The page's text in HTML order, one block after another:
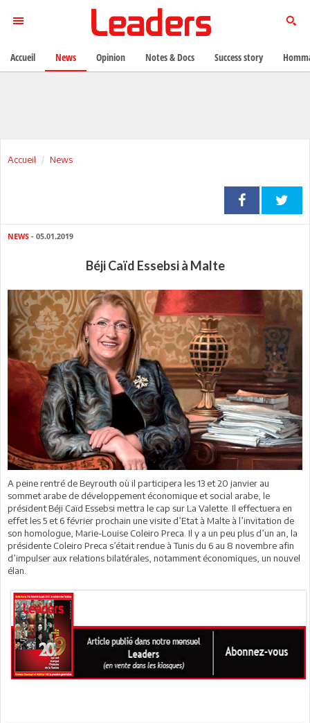
Accueil News
NEWS - 05.01.2019
Béji Caïd Essebsi à Malte
A peine rentré de Beyrouth où il participera les 13 et 20 janvier au
sommet arabe de développement économique et social arabe, le
président Béji Caïd Essebsi mettra le cap sur La Valette. Il effectuera en
effet les 5 et 6 février prochain une visite d’Etat à Malte à l’invitation de
son homologue, Marie-Louise Coleiro Preca. Il y a un peu plus d’un an, la
présidente Coleiro Preca s’était rendue à Tunis du 6 au 8 novembre afin
d’impulser aux relations bilatérales, notamment économiques, un nouvel
élan.
Accueil News Opinion Notes & Docs Success story